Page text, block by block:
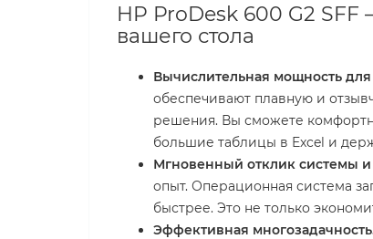
HP ProDesk 600 G2
вашего стола
Вычислительная мощность
обеспечивают плавную и
решения. Вы сможете
большие таблицы в Excel и
Мгновенный отклик системы
опыт. Операционная система
быстрее. Это не только
Эффективная